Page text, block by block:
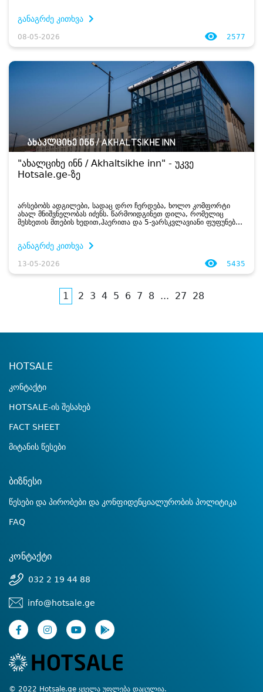
განაგრძე კითხვა
08-05-2026 2577
"ახალციხე ინნ / Akhaltsikhe inn" - უკვე
Hotsale.ge-ზე
არსებობს ადგილები, სადაც დრო ჩერდება, ხოლო კომფორტი
ახალ მნიშვნელობას იძენს. წარმოიდგინეთ დილა, რომელიც
მესხეთის მთების ხედით,ჰაერითა და 5-ვარსკვლავიანი ფუფუნებით
განაგრძე კითხვა
13-05-2026 5435
1 2 3 4 5 6 7 8 ... 27 28
HOTSALE
კონტაქტი
HOTSALE-ის შესახებ
FACT SHEET
მიტანის წესები
ბიზნესი
წესები და პირობები და კონფიდენციალურობის პოლიტიკა
FAQ
კონტაქტი
032 2 19 44 88
info@hotsale.ge
© 2022 Hotsale.ge ყველა უფლება დაცულია.